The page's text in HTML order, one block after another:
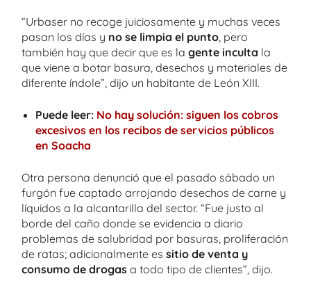
“Urbaser no recoge juiciosamente y muchas veces
pasan los días y no se limpia el punto , pero
también hay que decir que es la gente inculta la
que viene a botar basura, desechos y materiales de
diferente índole”, dijo un habitante de León XIII.
Puede leer: No hay solución: siguen los cobros
excesivos en los recibos de servicios públicos
en Soacha
Otra persona denunció que el pasado sábado un
furgón fue captado arrojando desechos de carne y
líquidos a la alcantarilla del sector. “Fue justo al
borde del caño donde se evidencia a diario
problemas de salubridad por basuras, proliferación
de ratas; adicionalmente es sitio de venta y
consumo de drogas a todo tipo de clientes”, dijo.